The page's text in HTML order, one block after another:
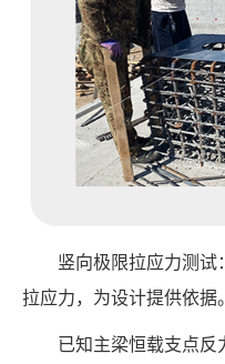
竖向极限拉应力测试
拉应力，为设计提供依据。
已知主梁恒载支点